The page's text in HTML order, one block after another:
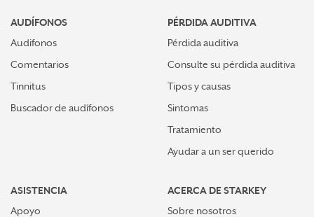
AUDÍFONOS
Audifonos
Comentarios
Tinnitus
Buscador de audífonos
PÉRDIDA AUDITIVA
Pérdida auditiva
Consulte su pérdida auditiva
Tipos y causas
Sintomas
Tratamiento
Ayudar a un ser querido
ASISTENCIA
Apoyo
ACERCA DE STARKEY
Sobre nosotros